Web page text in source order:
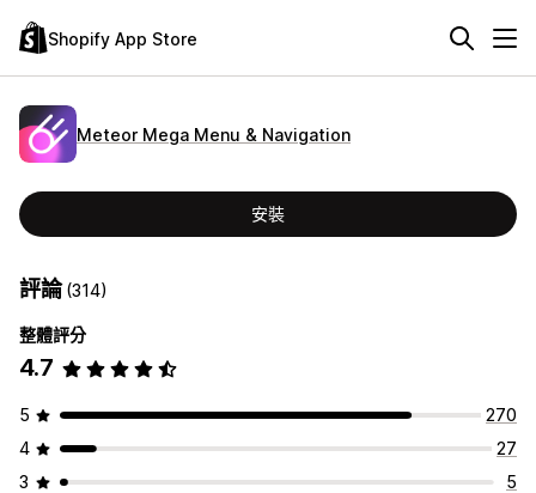
Shopify App Store
Meteor Mega Menu & Navigation
安裝
評論(314)
整體評分
4.7
5
270
4
27
3
5